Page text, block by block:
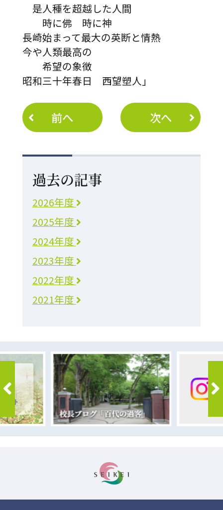
是人種を超越した人間
時に佛 時に神
長崎始まって最大の英断と情熱
今や人類最高の
希望の象徴
昭和三十年春日 西望塑人」
前へ 次へ
過去の記事
2026年度
2025年度
2024年度
2023年度
2022年度
2021年度